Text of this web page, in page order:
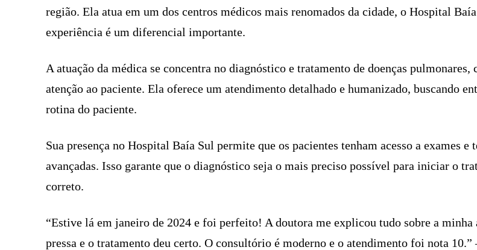
região. Ela atua em um dos centros médicos mais renomados da cidade, o Hospital
experiência é um diferencial importante.
A atuação da médica se concentra no diagnóstico e tratamento de doenças pulmonares,
atenção ao paciente. Ela oferece um atendimento detalhado e humanizado, buscando
rotina do paciente.
Sua presença no Hospital Baía Sul permite que os pacientes tenham acesso a exames e
avançadas. Isso garante que o diagnóstico seja o mais preciso possível para iniciar o
correto.
“Estive lá em janeiro de 2024 e foi perfeito! A doutora me explicou tudo sobre a minha
pressa e o tratamento deu certo. O consultório é moderno e o atendimento foi nota